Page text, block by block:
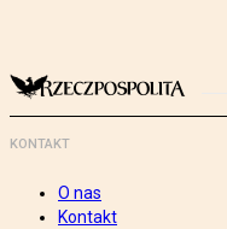
KONTAKT
O nas
Kontakt